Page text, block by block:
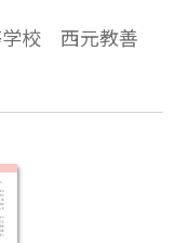
学校 西元教善